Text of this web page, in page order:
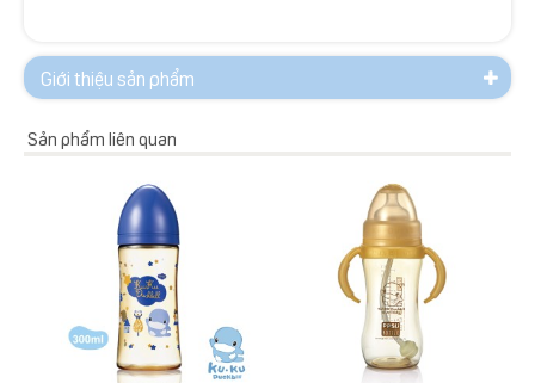
Giới thiệu sản phẩm
Sản phẩm liên quan